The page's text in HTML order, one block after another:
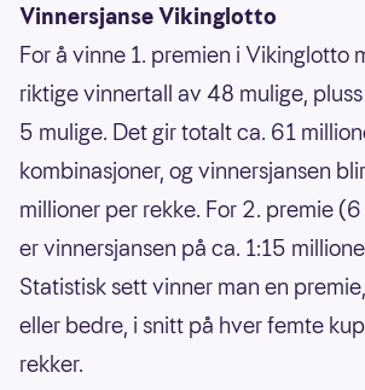
Vinnersjanse Vikinglotto
For å vinne 1. premien i Vikinglotto
riktige vinnertall av 48 mulige,
5 mulige. Det gir totalt ca. 61
kombinasjoner, og vinnersjansen
millioner per rekke. For 2. premie
er vinnersjansen på ca. 1:15
Statistisk sett vinner man en
eller bedre, i snitt på hver femte
rekker.